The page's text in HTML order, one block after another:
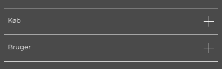
Køb
Bruger